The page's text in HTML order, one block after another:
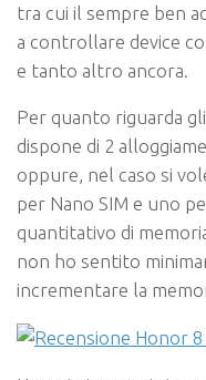
tra cui il sempre ben
a controllare device
e tanto altro ancora.
Per quanto riguarda
dispone di 2
oppure, nel caso si
per Nano SIM e uno
quantitativo di
non ho sentito
incrementare la